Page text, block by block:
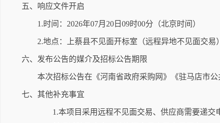
五、响应文件开启
1.时间：2026年07月20日09时00分（北京时间）
2.地点：上蔡县不见面开标室（远程异地不见面交易
六、发布公告的媒介及招标公告期限
本次招标公告在《河南省政府采购网》《驻马店市
七、其他补充事宜
1.本项目采用远程不见面交易、供应商需要递